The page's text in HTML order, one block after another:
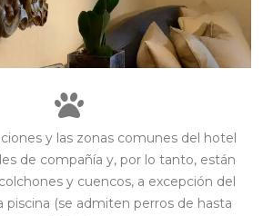
y las zonas comunes del hotel
de compañía y, por lo tanto, están
y cuencos, a excepción del
piscina (se admiten perros de hasta